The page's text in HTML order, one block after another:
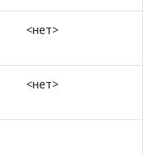
<нет>
<нет>